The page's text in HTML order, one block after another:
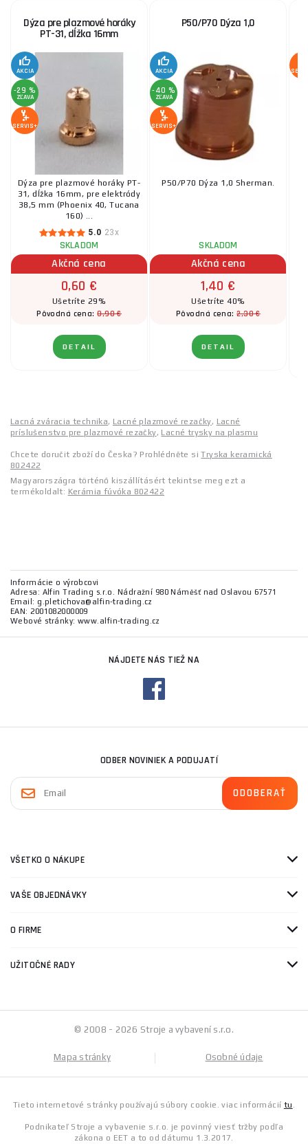
Dýza pre plazmové horáky
PT-31, dĺžka 16mm
AKCIA
-29 %
ZĽAVA
SERVIS+
Dýza pre plazmové horáky PT-
31, dĺžka 16mm, pre elektródy
38,5 mm (Phoenix 40, Tucana
160) ...
5.0 23x
SKLADOM
Akčná cena
0,60 €
Ušetríte 29%
Pôvodná cena:0,90 €
DETAIL
P50/P70 Dýza 1,0
AKCIA
-40 %
ZĽAVA
SERVIS+
P50/P70 Dýza 1,0 Sherman.
SKLADOM
Akčná cena
1,40 €
Ušetríte 40%
Pôvodná cena:2,30 €
DETAIL
Lacná zváracia technika, Lacné plazmové rezačky, Lacné
príslušenstvo pre plazmové rezačky, Lacné trysky na plasmu
Chcete doručit zboží do Česka? Prohlédněte siTryska keramická
802422
Magyarországra történő kiszállításért tekintse meg ezt a
termékoldalt: Kerámia fúvóka 802422
Informácie o výrobcovi
Adresa: Alfin Trading s.r.o. Nádražní 980 Náměšť nad Oslavou 67571
Email: g.pletichova@alfin-trading.cz
EAN: 2001082000009
Webové stránky: www.alfin-trading.cz
NÁJDETE NÁS TIEŽ NA
ODBER NOVINIEK A PODUJATÍ
VŠETKO O NÁKUPE
VAŠE OBJEDNÁVKY
O FIRME
UŽITOČNÉ RADY
© 2008 - 2026 Stroje a vybavení s.r.o.
Mapa stránky Osobné údaje
Tieto internetové stránky používajú súbory cookie. viac informácií tu .
Podnikateľ Stroje a vybavenie s.r.o. je povinný viesť tržby podľa
zákona o EET a to od dátumu 1.3.2017.